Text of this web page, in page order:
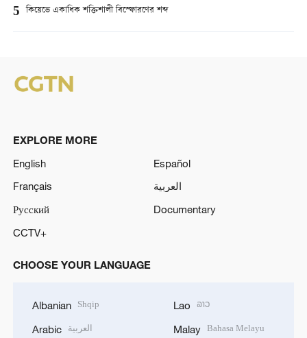
5 কিয়েভে একাধিক শক্তিশালী বিস্ফোরণের শব্দ
EXPLORE MORE
English
Español
Français
العربية
Русский
Documentary
CCTV+
CHOOSE YOUR LANGUAGE
Albanian Shqip
Arabic العربية
Lao ລາວ
Malay Bahasa Melayu